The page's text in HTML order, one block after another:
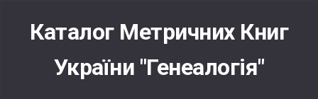
contentКаталог Метричних Книг
України "Генеалогія"